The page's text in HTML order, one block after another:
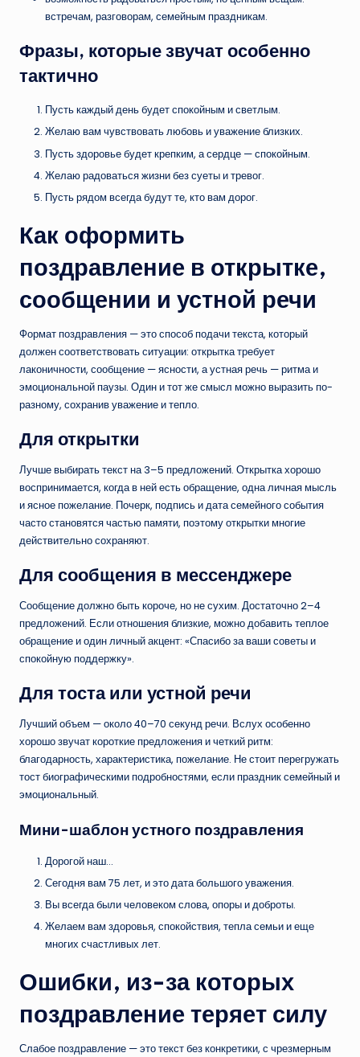
встречам, разговорам, семейным праздникам.
Фразы, которые звучат особенно
тактично
Пусть каждый день будет спокойным и светлым.
Желаю вам чувствовать любовь и уважение близких.
Пусть здоровье будет крепким, а сердце — спокойным.
Желаю радоваться жизни без суеты и тревог.
Пусть рядом всегда будут те, кто вам дорог.
Как оформить
поздравление в открытке,
сообщении и устной речи
Формат поздравления — это способ подачи текста, который
должен соответствовать ситуации: открытка требует
лаконичности, сообщение — ясности, а устная речь — ритма и
эмоциональной паузы. Один и тот же смысл можно выразить по-
разному, сохранив уважение и тепло.
Для открытки
Лучше выбирать текст на 3–5 предложений. Открытка хорошо
воспринимается, когда в ней есть обращение, одна личная мысль
и ясное пожелание. Почерк, подпись и дата семейного события
часто становятся частью памяти, поэтому открытки многие
действительно сохраняют.
Для сообщения в мессенджере
Сообщение должно быть короче, но не сухим. Достаточно 2–4
предложений. Если отношения близкие, можно добавить теплое
обращение и один личный акцент: «Спасибо за ваши советы и
спокойную поддержку».
Для тоста или устной речи
Лучший объем — около 40–70 секунд речи. Вслух особенно
хорошо звучат короткие предложения и четкий ритм:
благодарность, характеристика, пожелание. Не стоит перегружать
тост биографическими подробностями, если праздник семейный и
эмоциональный.
Мини-шаблон устного поздравления
Дорогой наш…
Сегодня вам 75 лет, и это дата большого уважения.
Вы всегда были человеком слова, опоры и доброты.
Желаем вам здоровья, спокойствия, тепла семьи и еще
многих счастливых лет.
Ошибки, из-за которых
поздравление теряет силу
Слабое поздравление — это текст без конкретики, с чрезмерным